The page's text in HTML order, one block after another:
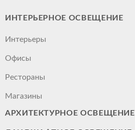
ИНТЕРЬЕРНОЕ ОСВЕЩЕНИЕ
Интерьеры
Офисы
Рестораны
Магазины
АРХИТЕКТУРНОЕ ОСВЕЩЕНИЕ